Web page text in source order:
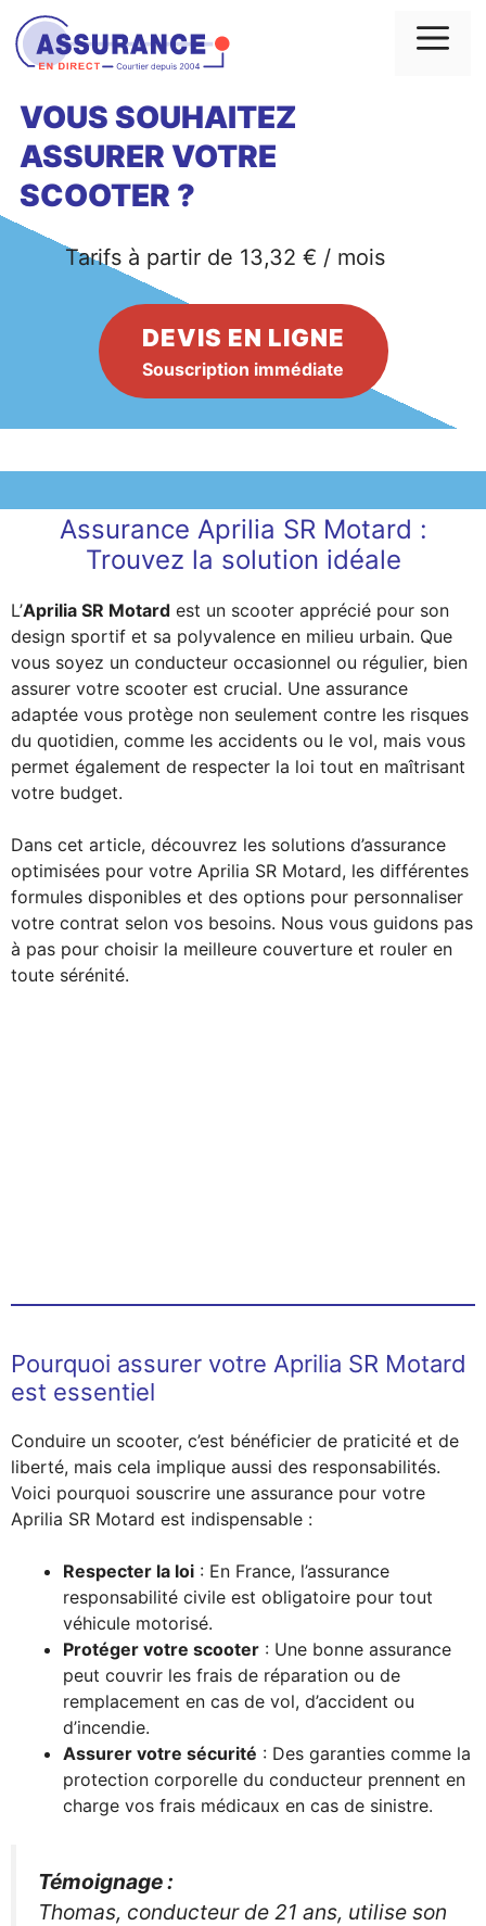
Aller
au
contenu
VOUS SOUHAITEZ
ASSURER VOTRE
SCOOTER ?
Tarifs à partir de 13,32 € / mois
DEVIS EN LIGNE
Souscription immédiate
Assurance Aprilia SR Motard :
Trouvez la solution idéale
L’Aprilia SR Motard est un scooter apprécié pour son
design sportif et sa polyvalence en milieu urbain. Que
vous soyez un conducteur occasionnel ou régulier, bien
assurer votre scooter est crucial. Une assurance
adaptée vous protège non seulement contre les risques
du quotidien, comme les accidents ou le vol, mais vous
permet également de respecter la loi tout en maîtrisant
votre budget.
Dans cet article, découvrez les solutions d’assurance
optimisées pour votre Aprilia SR Motard, les différentes
formules disponibles et des options pour personnaliser
votre contrat selon vos besoins. Nous vous guidons pas
à pas pour choisir la meilleure couverture et rouler en
toute sérénité.
Pourquoi assurer votre Aprilia SR Motard
est essentiel
Conduire un scooter, c’est bénéficier de praticité et de
liberté, mais cela implique aussi des responsabilités.
Voici pourquoi souscrire une assurance pour votre
Aprilia SR Motard est indispensable :
Respecter la loi : En France, l’assurance
responsabilité civile est obligatoire pour tout
véhicule motorisé.
Protéger votre scooter : Une bonne assurance
peut couvrir les frais de réparation ou de
remplacement en cas de vol, d’accident ou
d’incendie.
Assurer votre sécurité : Des garanties comme la
protection corporelle du conducteur prennent en
charge vos frais médicaux en cas de sinistre.
Témoignage :
Thomas, conducteur de 21 ans, utilise son